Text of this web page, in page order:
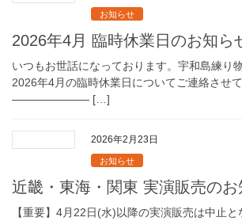
お知らせ
2026年4月 臨時休業日のお知ら
いつもお世話になっております。宇和島練り
2026年4月の臨時休業日についてご連絡させて
——————— […]
2026年2月23日
お知らせ
近畿・東海・関東 実演販売のお
【重要】4月22日(水)以降の実演販売は中止